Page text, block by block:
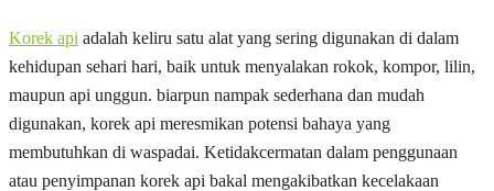
Korek api adalah keliru satu alat yang sering digunakan di dalam
kehidupan sehari hari, baik untuk menyalakan rokok, kompor, lilin,
maupun api unggun. biarpun nampak sederhana dan mudah
digunakan, korek api meresmikan potensi bahaya yang
membutuhkan di waspadai. Ketidakcermatan dalam penggunaan
atau penyimpanan korek api bakal mengakibatkan kecelakaan